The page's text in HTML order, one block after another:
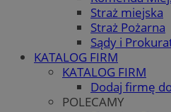
Straż miejska
Straż Pożarna
Sądy i
KATALOG FIRM
KATALOG FIRM
Dodaj firmę
POLECAMY